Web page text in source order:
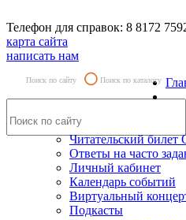
Телефон для справок: 8 8172
карта сайта
написать нам
Поиск по сайту Поиск по каталогу
Читательский
Ответы на часто
Личный кабинет
Календарь событий
Виртуальный
Подкасты